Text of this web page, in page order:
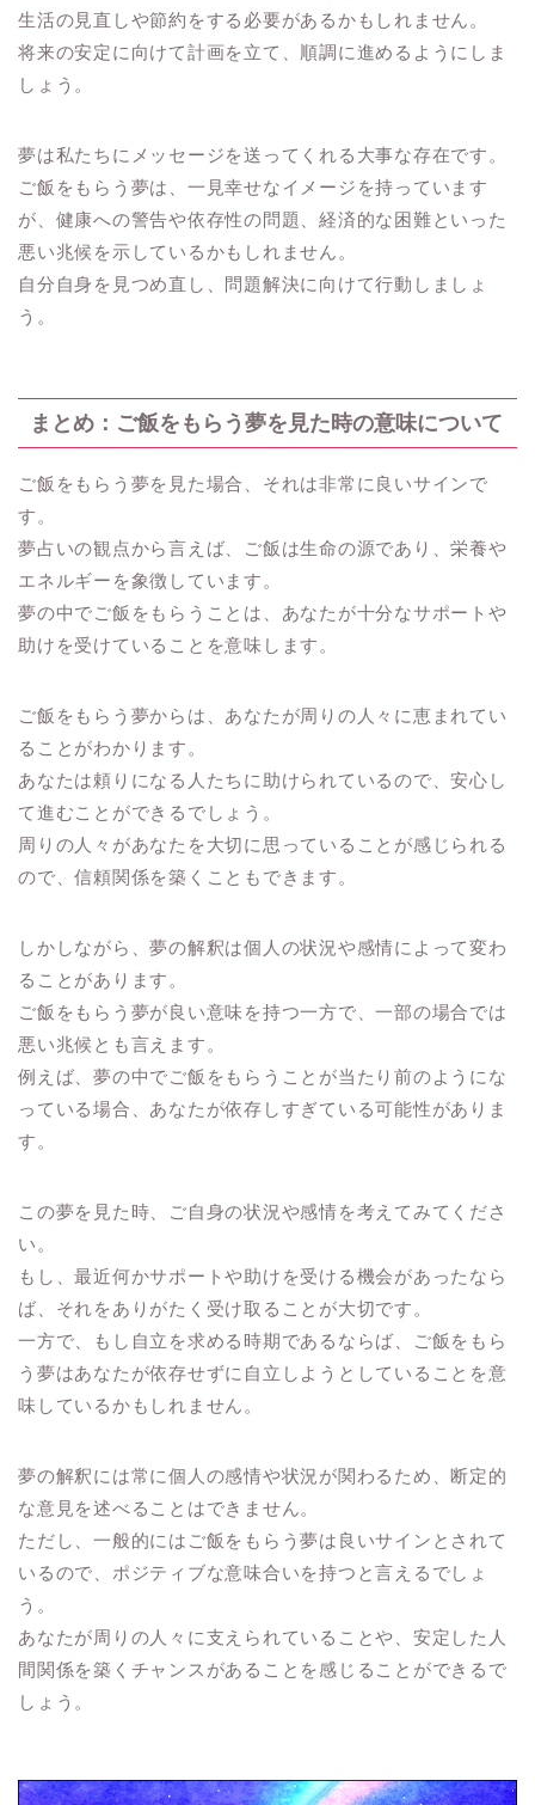
生活の見直しや節約をする必要があるかもしれません。
将来の安定に向けて計画を立て、順調に進めるようにしま
しょう。
夢は私たちにメッセージを送ってくれる大事な存在です。
ご飯をもらう夢は、一見幸せなイメージを持っています
が、健康への警告や依存性の問題、経済的な困難といった
悪い兆候を示しているかもしれません。
自分自身を見つめ直し、問題解決に向けて行動しましょ
う。
まとめ：ご飯をもらう夢を見た時の意味について
ご飯をもらう夢を見た場合、それは非常に良いサインで
す。
夢占いの観点から言えば、ご飯は生命の源であり、栄養や
エネルギーを象徴しています。
夢の中でご飯をもらうことは、あなたが十分なサポートや
助けを受けていることを意味します。
ご飯をもらう夢からは、あなたが周りの人々に恵まれてい
ることがわかります。
あなたは頼りになる人たちに助けられているので、安心し
て進むことができるでしょう。
周りの人々があなたを大切に思っていることが感じられる
ので、信頼関係を築くこともできます。
しかしながら、夢の解釈は個人の状況や感情によって変わ
ることがあります。
ご飯をもらう夢が良い意味を持つ一方で、一部の場合では
悪い兆候とも言えます。
例えば、夢の中でご飯をもらうことが当たり前のようにな
っている場合、あなたが依存しすぎている可能性がありま
す。
この夢を見た時、ご自身の状況や感情を考えてみてくださ
い。
もし、最近何かサポートや助けを受ける機会があったなら
ば、それをありがたく受け取ることが大切です。
一方で、もし自立を求める時期であるならば、ご飯をもら
う夢はあなたが依存せずに自立しようとしていることを意
味しているかもしれません。
夢の解釈には常に個人の感情や状況が関わるため、断定的
な意見を述べることはできません。
ただし、一般的にはご飯をもらう夢は良いサインとされて
いるので、ポジティブな意味合いを持つと言えるでしょ
う。
あなたが周りの人々に支えられていることや、安定した人
間関係を築くチャンスがあることを感じることができるで
しょう。